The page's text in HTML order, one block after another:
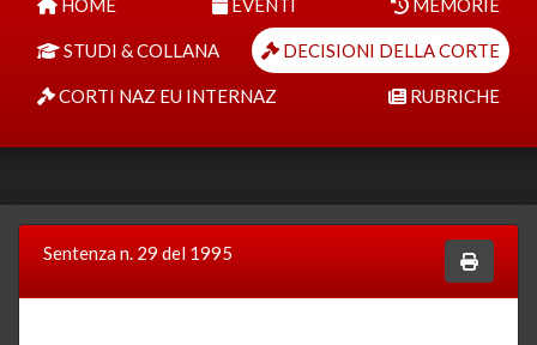
HOME EVENTI MEMORIE
STUDI & COLLANA DECISIONI DELLA CORTE
CORTI NAZ EU INTERNAZ RUBRICHE
Sentenza n. 29 del 1995